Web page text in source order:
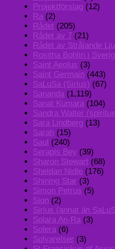
Projektförslag (12)
Ra (2)
Rådet (205)
Rådet av 7 (21)
Rådet av Strålande
Rositha Bohlin i
Saint Aeolus (3)
Saint Germain (443)
SaLuSa (Sirius) (67)
Sananda (1,119)
Sanat Kumara (104)
Sandra Walter
Sara Lindberg (13)
Sarah (15)
Saul (240)
Serapis Bey (39)
Sharon Stewart (68)
Sheldan Nidle (176)
Shining Star (3)
Simon Petrus (5)
Sion (2)
Sirius (annat än
Solara An-Ra (3)
Solera (6)
Solvarelser (3)